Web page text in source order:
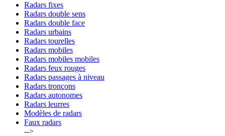
Radars fixes
Radars double sens
Radars double face
Radars urbains
Radars tourelles
Radars mobiles
Radars mobiles mobiles
Radars feux rouges
Radars passages à niveau
Radars tronçons
Radars autonomes
Radars leurres
Modèles de radars
Faux radars
-->